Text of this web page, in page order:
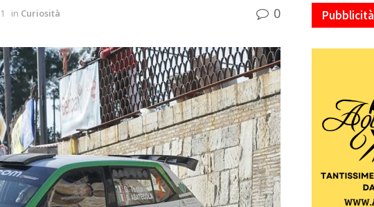
in Curiosità 0 Pubblicità